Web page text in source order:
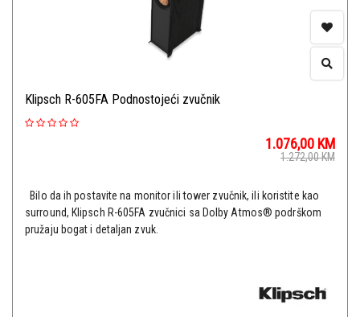
Klipsch R-605FA Podnostojeći zvučnik
1.076,00 KM
1.272,00KM
Bilo da ih postavite na monitor ili tower zvučnik, ili koristite kao
surround, Klipsch R-605FA zvučnici sa Dolby Atmos® podrškom
pružaju bogat i detaljan zvuk.